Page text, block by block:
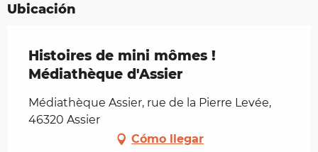
Ubicación
Histoires de mini mômes !
Médiathèque d'Assier
Médiathèque Assier, rue de la Pierre Levée,
46320 Assier
Cómo llegar